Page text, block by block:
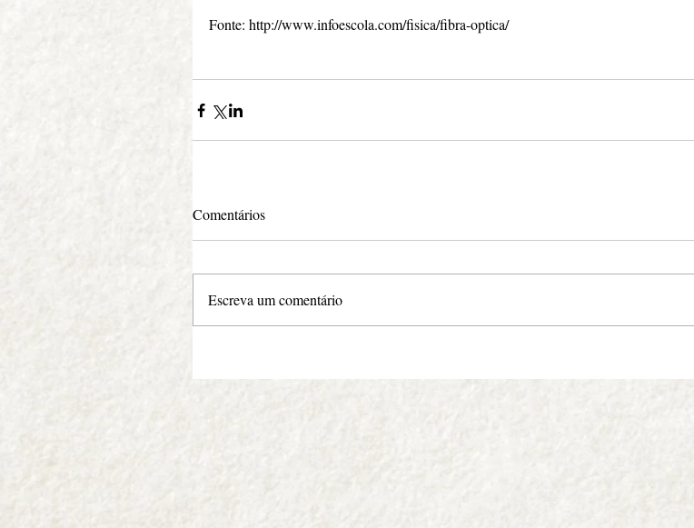
Fonte: http://www.infoescola.com/fisica/fibra-optica/
Comentários
Escreva um comentário